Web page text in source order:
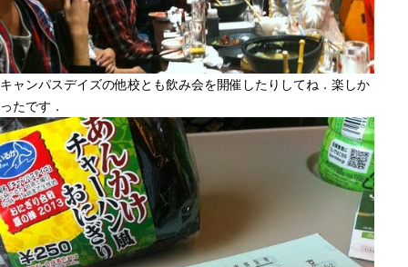
キャンパスデイズの他校とも飲み会を開催したりしてね．楽しか
ったです．